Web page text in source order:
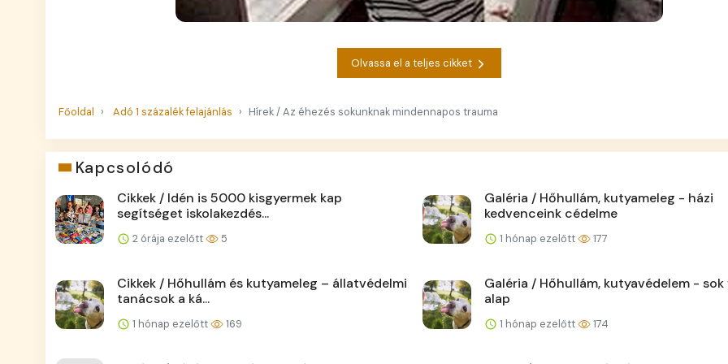
Olvassa el a teljes cikket
Főoldal Adó 1 százalék felajánlás Hírek / Az éhezés sokunknak mindennapos trauma
Kapcsolódó
Cikkek / Idén is 5000 kisgyermek kap
segítséget iskolakezdés...
2 órája ezelőtt 5
Galéria / Hőhullám, kutyameleg - házi
kedvenceink cédelme
1 hónap ezelőtt 177
Cikkek / Hőhullám és kutyameleg – állatvédelmi
tanácsok a ká...
1 hónap ezelőtt 169
Galéria / Hőhullám, kutyavédelem - sok
alap
1 hónap ezelőtt 174